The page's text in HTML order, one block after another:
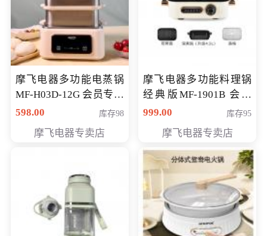
摩飞电器多功能电蒸锅
MF-H03D-12G 会员专享
价398元
598.00 库存98
摩飞电器专卖店
摩飞电器多功能料理锅
经典版MF-1901B 会员
专享价399元
999.00 库存95
摩飞电器专卖店